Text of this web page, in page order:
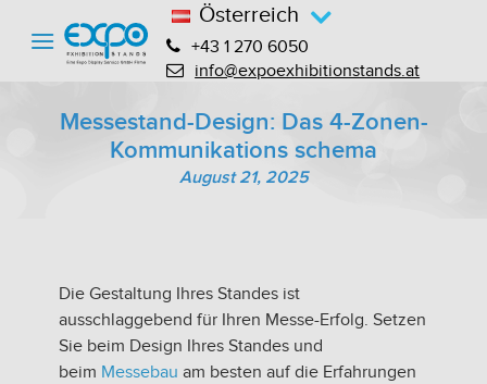
Österreich
+43 1 270 6050
info@expoexhibitionstands.at
Messestand-Design: Das 4-Zonen-
Kommunikations schema
August 21, 2025
Die Gestaltung Ihres Standes ist
ausschlaggebend für Ihren Messe-Erfolg. Setzen
Sie beim Design Ihres Standes und
beim Messebau am besten auf die Erfahrungen